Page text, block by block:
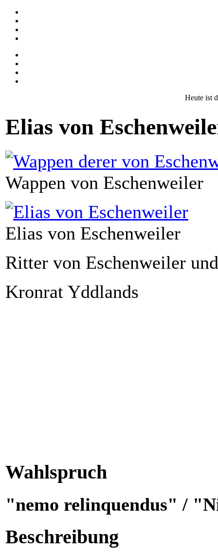
Heute ist
Elias von
Wappen von Eschenweiler
Elias von Eschenweiler
Ritter von Eschenweiler
Kronrat Yddlands
Wahlspruch
"nemo relinquendus" /
Beschreibung